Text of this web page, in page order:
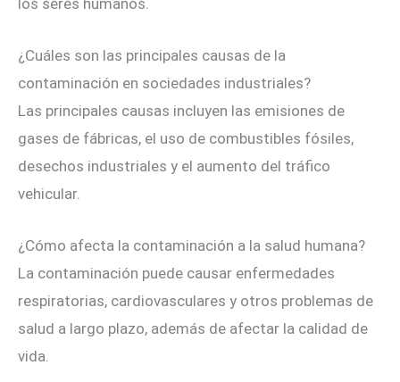
los seres humanos.
¿Cuáles son las principales causas de la
contaminación en sociedades industriales?
Las principales causas incluyen las emisiones de
gases de fábricas, el uso de combustibles fósiles,
desechos industriales y el aumento del tráfico
vehicular.
¿Cómo afecta la contaminación a la salud humana?
La contaminación puede causar enfermedades
respiratorias, cardiovasculares y otros problemas de
salud a largo plazo, además de afectar la calidad de
vida.